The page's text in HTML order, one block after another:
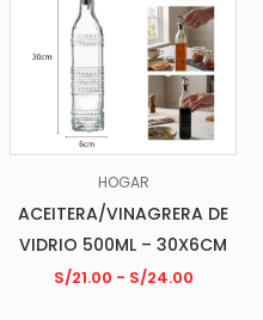
HOGAR
ACEITERA/VINAGRERA DE
VIDRIO 500ML – 30X6CM
S/21.00 - S/24.00